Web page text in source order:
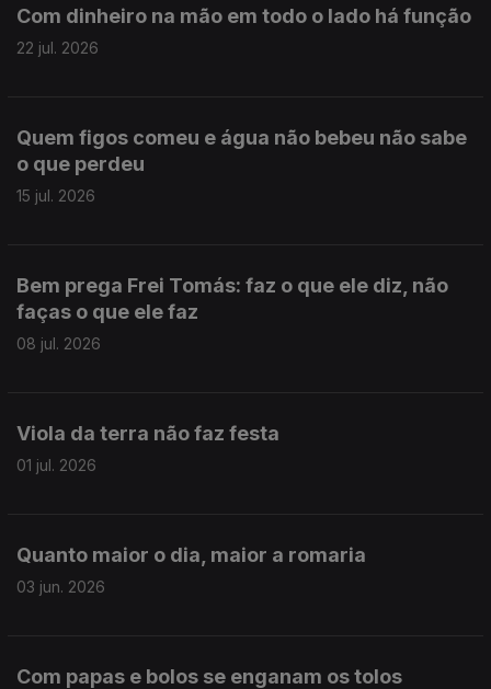
Com dinheiro na mão em todo o lado há função
22 jul. 2026
Quem figos comeu e água não bebeu não sabe
o que perdeu
15 jul. 2026
Bem prega Frei Tomás: faz o que ele diz, não
faças o que ele faz
08 jul. 2026
Viola da terra não faz festa
01 jul. 2026
Quanto maior o dia, maior a romaria
03 jun. 2026
Com papas e bolos se enganam os tolos